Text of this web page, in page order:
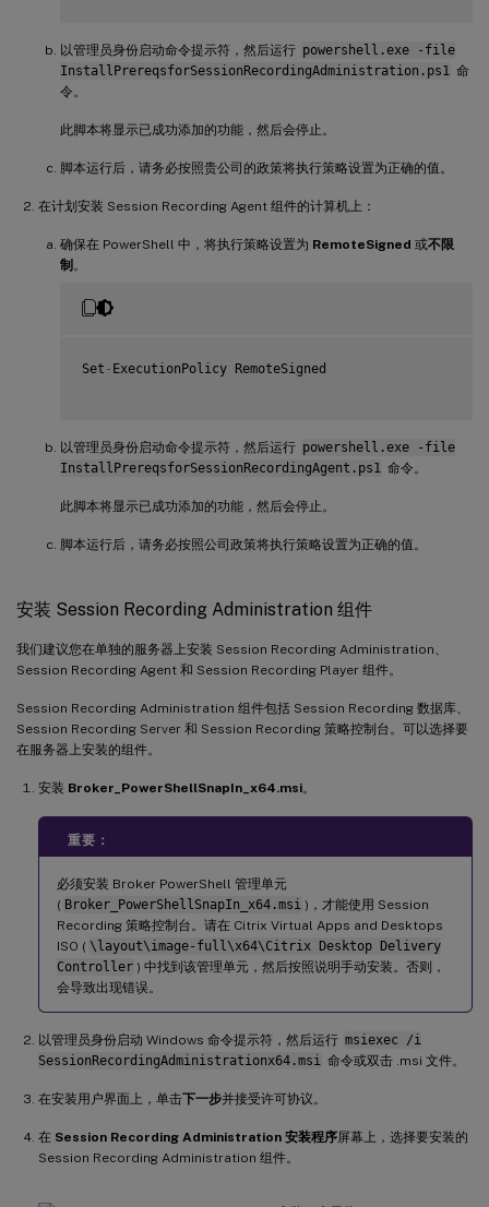
AddFeatures('MSMQ-HTTP-Support' )#MSMQ HTTP
Support
}
try
if($system -Like '\*Microsoft Windows 7\*'
             dism
/online /enable-feature
             dism
/online /enable -feature /featurename
             dism
         Write
- Host "Addition of Windows feature MSMQ
         Exit
1
}
     write
-Host
"Addition of Windows feature MSMQ HTTP
}
以管理员身份启动命令提示符，然后运行 powershell.exe -file
InstallPrereqsforSessionRecordingAdministration.ps1 命
令。
此脚本将显示已成功添加的功能，然后会停止。
脚本运行后，请务必按照贵公司的政策将执行策略设置为正确的值。
在计划安装 Session Recording Agent 组件的计算机上：
确保在 PowerShell 中，将执行策略设置为 RemoteSigned 或不限
制 。
Set - ExecutionPolicy RemoteSigned
以管理员身份启动命令提示符，然后运行 powershell.exe -file
InstallPrereqsforSessionRecordingAgent.ps1 命令。
此脚本将显示已成功添加的功能，然后会停止。
脚本运行后，请务必按照公司政策将执行策略设置为正确的值。
安装 Session Recording Administration 组件
我们建议您在单独的服务器上安装 Session Recording Administration、
Session Recording Agent 和 Session Recording Player 组件。
Session Recording Administration 组件包括 Session Recording 数据库、
Session Recording Server 和 Session Recording 策略控制台。可以选择要
在服务器上安装的组件。
安装 Broker_PowerShellSnapIn_x64.msi。
重要：
必须安装 Broker PowerShell 管理单元
( Broker_PowerShellSnapIn_x64.msi )，才能使用 Session
Recording 策略控制台。请在 Citrix Virtual Apps and Desktops
ISO ( \layout\image-full\x64\Citrix Desktop Delivery
Controller ) 中找到该管理单元，然后按照说明手动安装。否则，
会导致出现错误。
以管理员身份启动 Windows 命令提示符，然后运行 msiexec /i
SessionRecordingAdministrationx64.msi 命令或双击 .msi 文件。
在安装用户界面上，单击下一步并接受许可协议。
在 Session Recording Administration 安装程序屏幕上，选择要安装的
Session Recording Administration 组件。